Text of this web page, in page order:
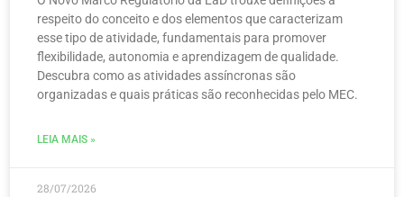
respeito do conceito e dos elementos que caracterizam
esse tipo de atividade, fundamentais para promover
flexibilidade, autonomia e aprendizagem de qualidade.
Descubra como as atividades assíncronas são
organizadas e quais práticas são reconhecidas pelo MEC.
LEIA MAIS »
28/07/2026